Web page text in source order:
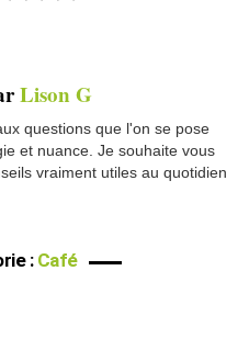
Lison G
questions que l'on se pose
et nuance. Je souhaite vous
vraiment utiles au quotidien
:Café